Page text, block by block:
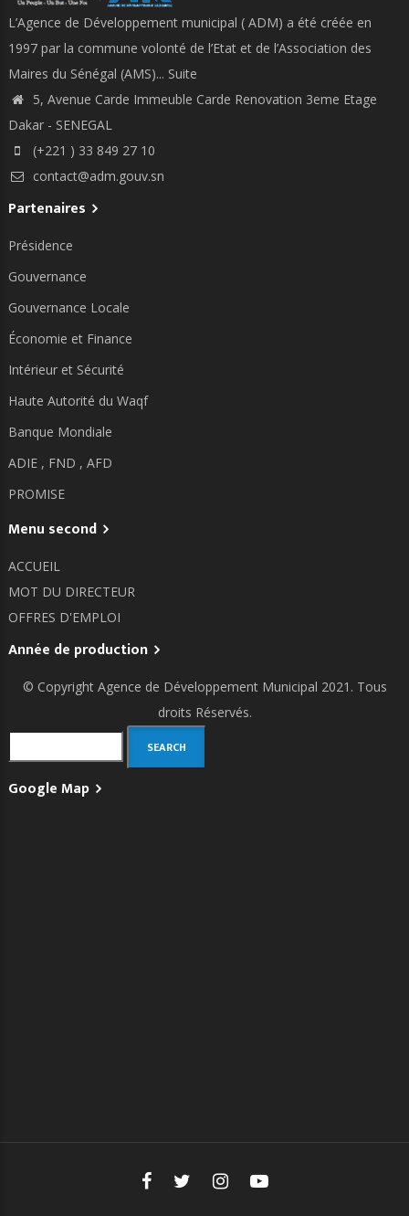
L’Agence de Développement municipal ( ADM) a été créée en
1997 par la commune volonté de l’Etat et de l’Association des
Maires du Sénégal (AMS)... Suite
5, Avenue Carde Immeuble Carde Renovation 3eme Etage
Dakar - SENEGAL
(+221 ) 33 849 27 10
contact@adm.gouv.sn
Partenaires
Présidence
Gouvernance
Gouvernance Locale
Économie et Finance
Intérieur et Sécurité
Haute Autorité du Waqf
Banque Mondiale
ADIE , FND , AFD
PROMISE
Menu second
ACCUEIL
MOT DU DIRECTEUR
OFFRES D'EMPLOI
Année de production
© Copyright Agence de Développement Municipal 2021. Tous
droits Réservés.
Google Map